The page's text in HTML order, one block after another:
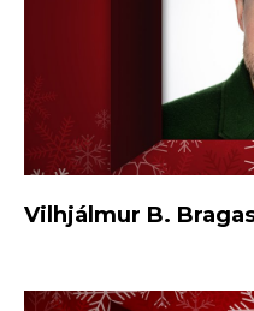
Vilhjálmur B.